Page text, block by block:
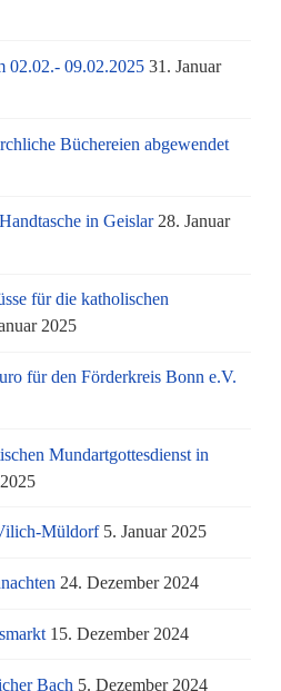
02.02.- 09.02.2025 31. Januar
Büchereien abgewendet
in Geislar 28. Januar
für die katholischen
2025
für den Förderkreis Bonn e.V.
Mundartgottesdienst in
Müldorf 5. Januar 2025
24. Dezember 2024
15. Dezember 2024
Bach 5. Dezember 2024